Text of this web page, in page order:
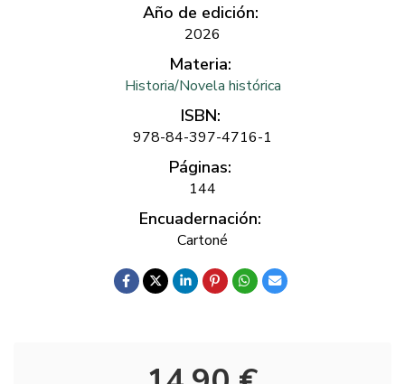
Año de edición:
2026
Materia:
Historia/Novela histórica
ISBN:
978-84-397-4716-1
Páginas:
144
Encuadernación:
Cartoné